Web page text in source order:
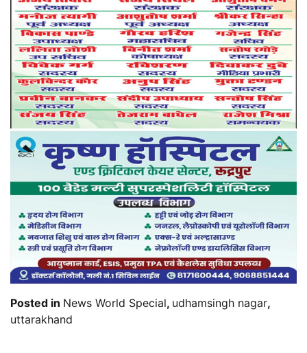
Posted in News World Special, udhamsingh nagar,
uttarakhand